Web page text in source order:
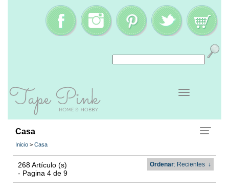
Casa
Inicio > Casa
268 Artículo (s)
- Pagina 4 de 9
Ordenar: Recientes↓